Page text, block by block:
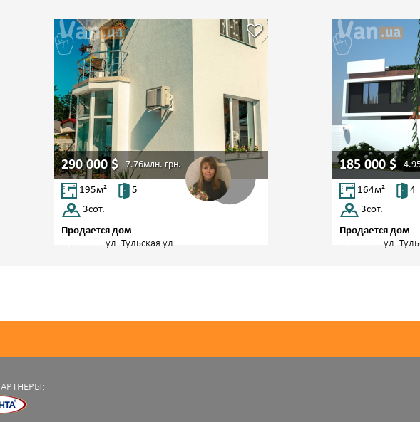
290 000$ 7.76млн. грн.
195м²
5
3сот.
Продается дом
ул. Тульская ул
185 000$
164м²
4
3сот.
Продается дом
ул.